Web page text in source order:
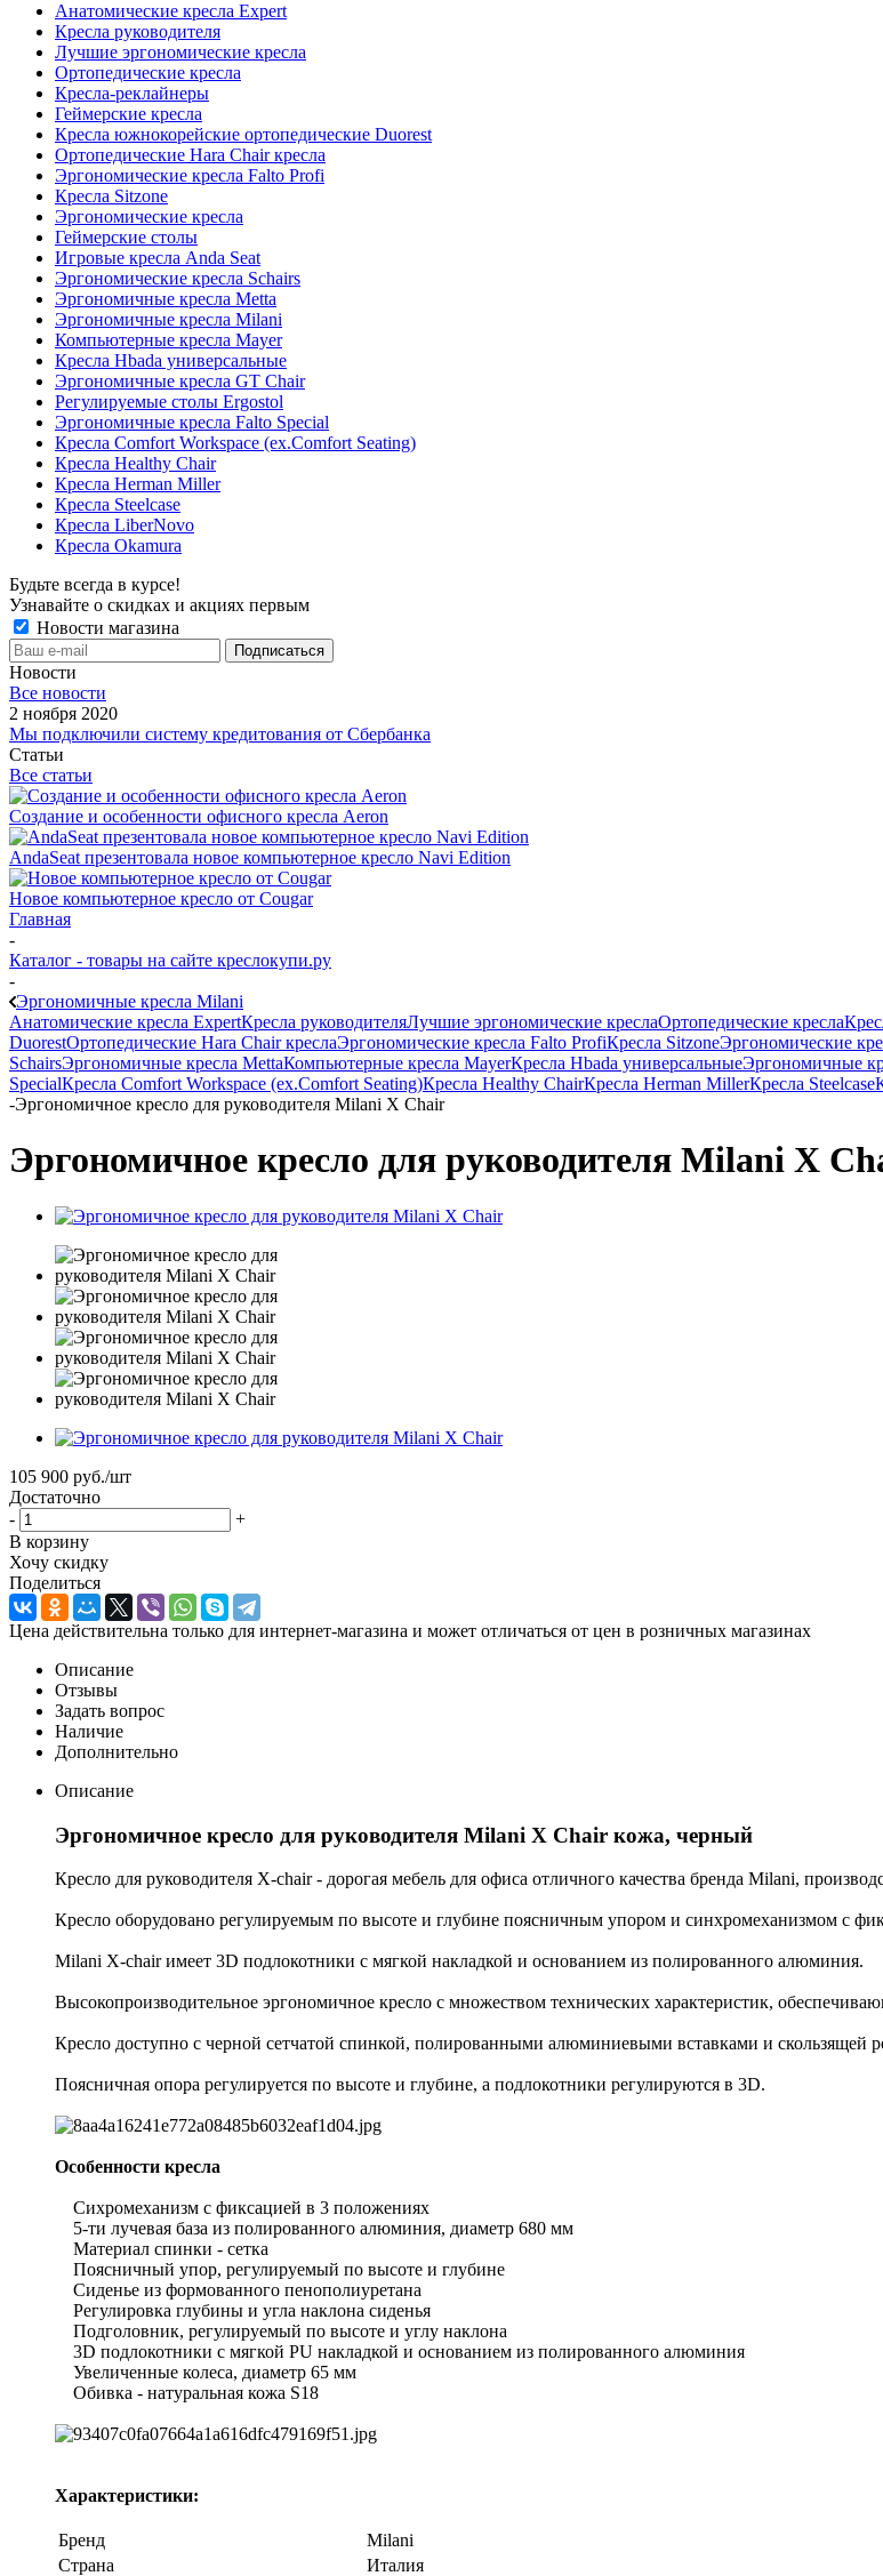
Анатомические кресла Expert
Кресла руководителя
Лучшие эргономические кресла
Ортопедические кресла
Кресла-реклайнеры
Геймерские кресла
Кресла южнокорейские ортопедические Duorest
Ортопедические Hara Chair кресла
Эргономические кресла Falto Profi
Кресла Sitzone
Эргономические кресла
Геймерские столы
Игровые кресла Anda Seat
Эргономические кресла Schairs
Эргономичные кресла Metta
Эргономичные кресла Milani
Компьютерные кресла Mayer
Кресла Hbada универсальные
Эргономичные кресла GT Chair
Регулируемые столы Ergostol
Эргономичные кресла Falto Special
Кресла Comfort Workspace (ex.Comfort Seating)
Кресла Healthy Chair
Кресла Herman Miller
Кресла Steelcase
Кресла LiberNovo
Кресла Okamura
Будьте всегда в курсе!
Узнавайте о скидках и акциях первым
Новости магазина
Новости
Все новости
2 ноября 2020
Мы подключили систему кредитования от Сбербанка
Статьи
Все статьи
Создание и особенности офисного кресла Aeron
AndaSeat презентовала новое компьютерное кресло Navi Edition
Новое компьютерное кресло от Cougar
Главная
-
Каталог - товары на сайте креслокупи.ру
-
Эргономичные кресла Milani
Анатомические кресла ExpertКресла руководителяЛучшие эргономические креслаОртопедические кресла
DuorestОртопедические Hara Chair креслаЭргономические кресла Falto ProfiКресла SitzoneЭргономические
SchairsЭргономичные кресла MettaКомпьютерные кресла MayerКресла Hbada универсальныеЭргономичные
SpecialКресла Comfort Workspace (ex.Comfort Seating)Кресла Healthy ChairКресла Herman MillerКресла Steelcase
-Эргономичное кресло для руководителя Milani X Chair
Эргономичное кресло для руководителя Milani X
105 900 руб./шт
Достаточно
-
+
В корзину
Хочу скидку
Поделиться
Цена действительна только для интернет-магазина и может отличаться от цен в розничных магазинах
Описание
Отзывы
Задать вопрос
Наличие
Дополнительно
Описание
Эргономичное кресло для руководителя Milani X Chair кожа, черный
Кресло для руководителя X-chair - дорогая мебель для офиса отличного качества бренда Milani,
Кресло оборудовано регулируемым по высоте и глубине поясничным упором и синхромеханизмом с
Milani X-chair имеет 3D подлокотники с мягкой накладкой и основанием из полированного алюминия.
Высокопроизводительное эргономичное кресло с множеством технических характеристик,
Кресло доступно с черной сетчатой спинкой, полированными алюминиевыми вставками и скользящей
Поясничная опора регулируется по высоте и глубине, а подлокотники регулируются в 3D.
Особенности кресла
Сихромеханизм с фиксацией в 3 положениях
5-ти лучевая база из полированного алюминия, диаметр 680 мм
Материал спинки - сетка
Поясничный упор, регулируемый по высоте и глубине
Сиденье из формованного пенополиуретана
Регулировка глубины и угла наклона сиденья
Подголовник, регулируемый по высоте и углу наклона
3D подлокотники с мягкой PU накладкой и основанием из полированного алюминия
Увеличенные колеса, диаметр 65 мм
Обивка - натуральная кожа S18
Характеристики:
Бренд
Milani
Страна
Италия